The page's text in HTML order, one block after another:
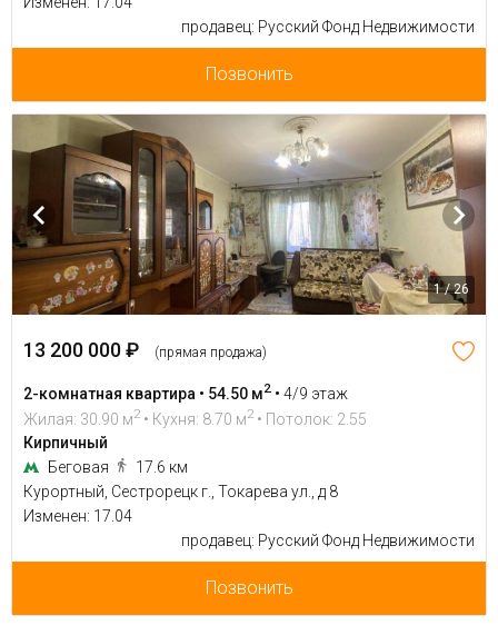
продавец: Русский Фонд Недвижимости
Позвонить
1 / 26
13 200 000 ₽ (прямая продажа)
2-комнатная квартира • 54.50 м2 • 4/9 этаж
Жилая: 30.90 м2 • Кухня: 8.70 м2 • Потолок: 2.55
Кирпичный
Беговая
17.6 км
Курортный, Сестрорецк г., Токарева ул., д 8
Изменен: 17.04
продавец: Русский Фонд Недвижимости
Позвонить